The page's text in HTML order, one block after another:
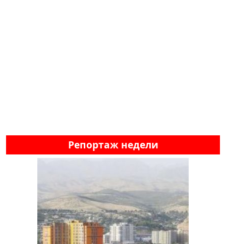
Репортаж недели